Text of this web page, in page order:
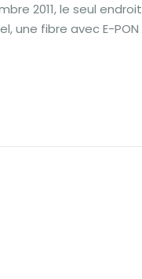
2011, le seul endroit
une fibre avec E-PON